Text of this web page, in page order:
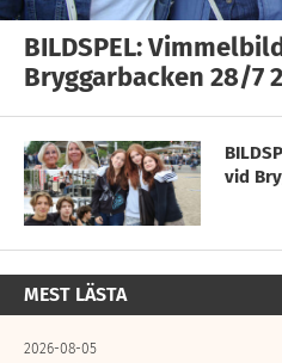
BILDSPEL:
Bryggarbacken 28/7
vid
MEST LÄSTA
2026-08-05